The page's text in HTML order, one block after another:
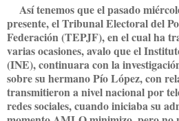
Así tenemos que el pasado
presente, el Tribunal Electoral del
Federación (TEPJF), en el cual ha
varias ocasiones, avalo que el
(INE), continuara con la
sobre su hermano Pío López, con
transmitieron a nivel nacional por
redes sociales, cuando iniciaba su